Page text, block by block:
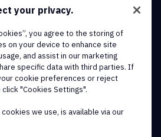
Inc. Alle rechten voorbehouden.
Platform, Nitro PDF Pro, Nitro
your privacy.
you agree to the storing of
on your device to enhance site
and assist in our marketing
specific data with third parties. If
cookie preferences or reject
"Cookies Settings".
we use, is available via our